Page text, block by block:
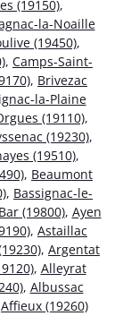
(19150),
la-Noaille
(19450),
, Camps-Saint-
, Brivezac
la-Plaine
(19110),
(19230),
(19510),
, Beaumont
, Bassignac-le-
Bar (19800), Ayen
, Astaillac
, Argentat
, Alleyrat
, Albussac
Affieux (19260)